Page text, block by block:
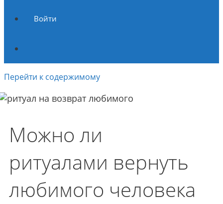
Войти
Перейти к содержимому
Можно ли
ритуалами вернуть
любимого человека